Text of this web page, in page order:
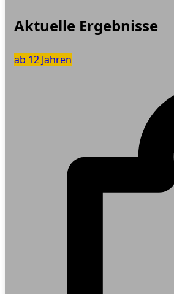
Aktuelle Ergebnisse
ab 12 Jahren